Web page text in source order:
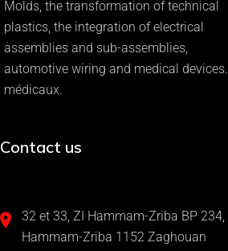
Molds, the transformation of technical
plastics, the integration of electrical
assemblies and sub-assemblies,
automotive wiring and medical devices.
médicaux.
Contact us
32 et 33, ZI Hammam-Zriba BP 234,
Hammam-Zriba 1152 Zaghouan